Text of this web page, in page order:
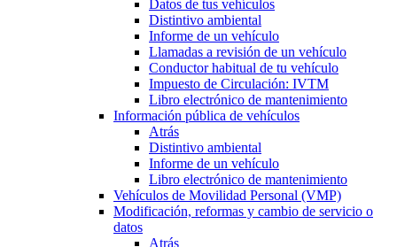
Datos de tus vehículos
Distintivo ambiental
Informe de un vehículo
Llamadas a revisión de un vehículo
Conductor habitual de tu vehículo
Impuesto de Circulación: IVTM
Libro electrónico de mantenimiento
Información pública de vehículos
Atrás
Distintivo ambiental
Informe de un vehículo
Libro electrónico de mantenimiento
Vehículos de Movilidad Personal (VMP)
Modificación, reformas y cambio de servicio o
datos
Atrás